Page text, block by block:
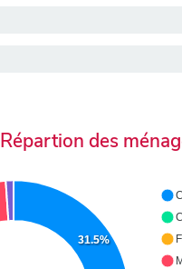
Répartion des
31.5%